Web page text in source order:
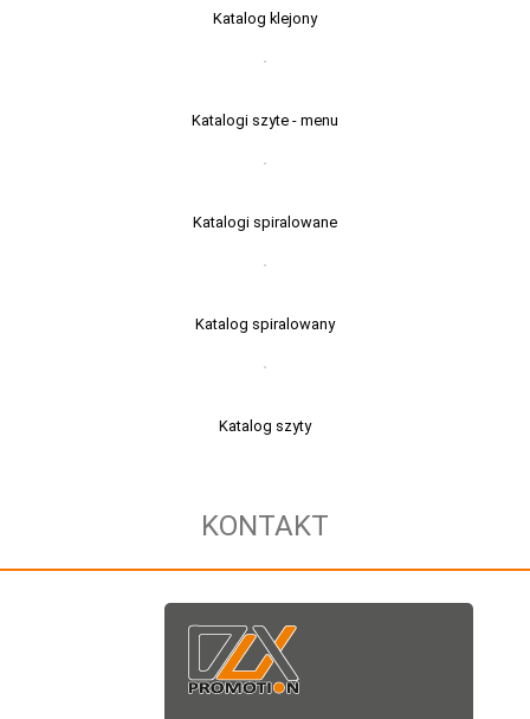
Katalog klejony
Katalogi szyte - menu
Katalogi spiralowane
Katalog spiralowany
Katalog szyty
KONTAKT